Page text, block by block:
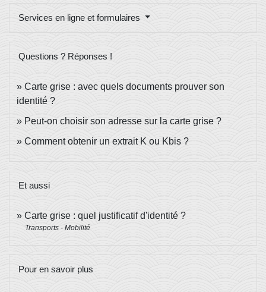
Services en ligne et formulaires
Questions ? Réponses !
Carte grise : avec quels documents prouver son
identité ?
Peut-on choisir son adresse sur la carte grise ?
Comment obtenir un extrait K ou Kbis ?
Et aussi
Carte grise : quel justificatif d'identité ?
Transports - Mobilité
Pour en savoir plus